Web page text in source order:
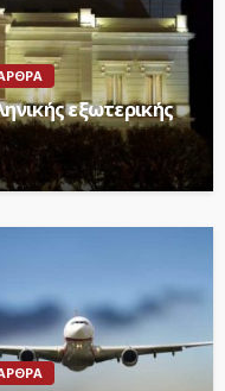
εξωτερικής